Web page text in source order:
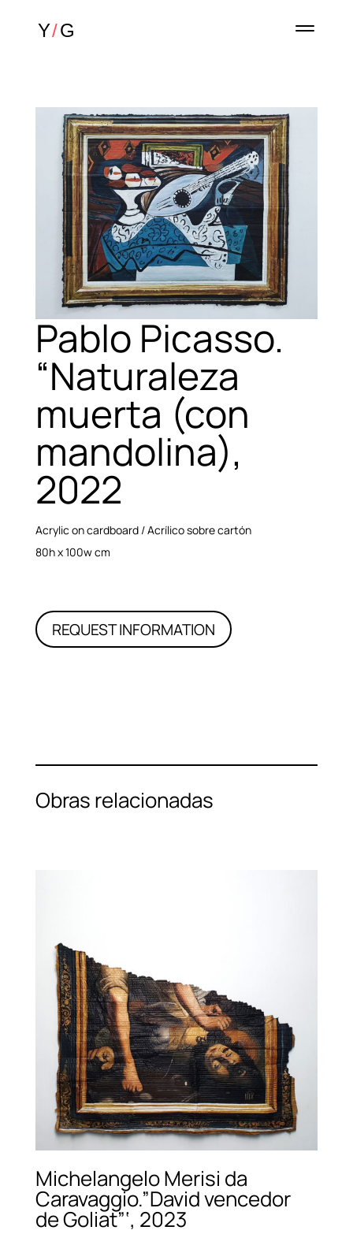
Pablo Picasso.
“Naturaleza
muerta (con
mandolina),
2022
Acrylic on cardboard / Acrílico sobre cartón
80h x 100w cm
REQUEST INFORMATION
Obras relacionadas
Michelangelo Merisi da
Caravaggio.”David vencedor
de Goliat”‘, 2023